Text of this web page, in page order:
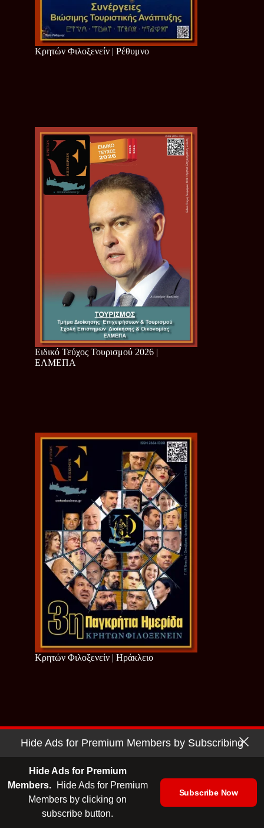
Κρητών Φιλοξενείν | Ρέθυμνο
Ειδικό Τεύχος Τουρισμού 2026 |
ΕΛΜΕΠΑ
Κρητών Φιλοξενείν | Ηράκλειο
Hide Ads for Premium Members by Subscribing
Hide Ads for Premium
Members.
Hide Ads for Premium
Members by clicking on
subscribe button.
Subscribe Now